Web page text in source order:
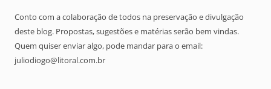
Conto com a colaboração de todos na preservação e divulgação
deste blog. Propostas, sugestões e matérias serão bem vindas.
Quem quiser enviar algo, pode mandar para o email:
juliodiogo@litoral.com.br